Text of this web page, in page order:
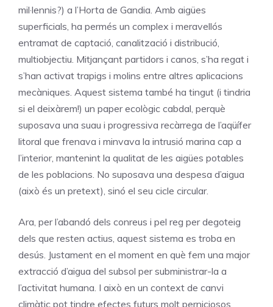
mil·lennis?) a l’Horta de Gandia. Amb aigües
superficials, ha permés un complex i meravellós
entramat de captació, canalització i distribució,
multiobjectiu. Mitjançant partidors i canos, s’ha regat i
s’han activat trapigs i molins entre altres aplicacions
mecàniques. Aquest sistema també ha tingut (i tindria
si el deixàrem!) un paper ecològic cabdal, perquè
suposava una suau i progressiva recàrrega de l’aqüífer
litoral que frenava i minvava la intrusió marina cap a
l’interior, mantenint la qualitat de les aigües potables
de les poblacions. No suposava una despesa d’aigua
(això és un pretext), sinó el seu cicle circular.
Ara, per l’abandó dels conreus i pel reg per degoteig
dels que resten actius, aquest sistema es troba en
desús. Justament en el moment en què fem una major
extracció d’aigua del subsol per subministrar-la a
l’activitat humana. I això en un context de canvi
climàtic pot tindre efectes futurs molt perniciosos